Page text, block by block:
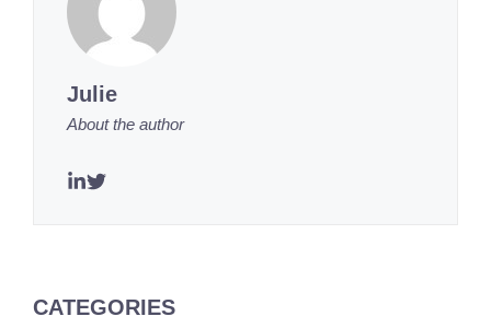
Julie
About the author
CATEGORIES